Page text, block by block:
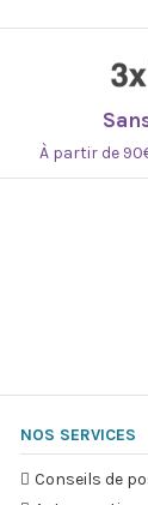
À partir de
NOS SERVICES
Conseils de